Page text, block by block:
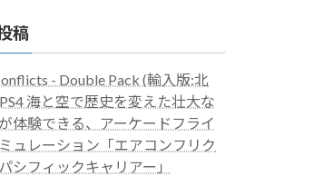
稿
- Double Pack (輸入版:北
海と空で歴史を変えた壮大な
体験できる、アーケードフライ
ュレーション「エアコンフリク
シフィックキャリアー」